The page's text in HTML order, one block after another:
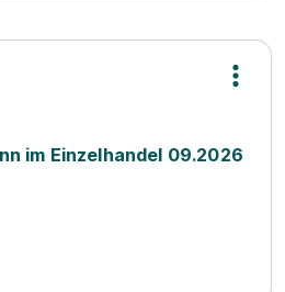
im Einzelhandel 09.2026